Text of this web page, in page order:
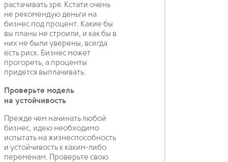
растачивать зря. Кстати очень
не рекомендую деньги на
бизнес под процент. Какие бы
вы планы не строили, и как бы в
них не были уверены, всегда
есть риск. Бизнес может
прогореть, а проценты
придется выплачивать.
Проверьте модель
на устойчивость
Прежде чем начинать любой
бизнес, идею необходимо
испытать на жизнеспособность
и устойчивость к каким-либо
переменам. Проверьте свою